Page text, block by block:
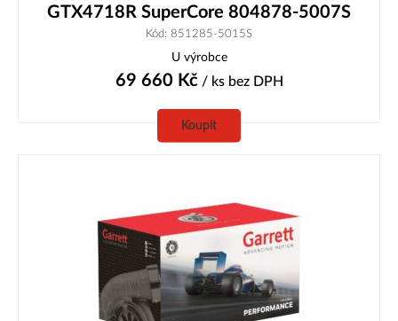
GTX4718R SuperCore 804878-5007S
Kód: 851285-5015S
U výrobce
69 660 Kč/ ks bez DPH
Koupit